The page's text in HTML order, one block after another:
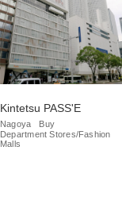
Kintetsu PASS'E
Nagoya
Buy
Department Stores/Fashion
Malls